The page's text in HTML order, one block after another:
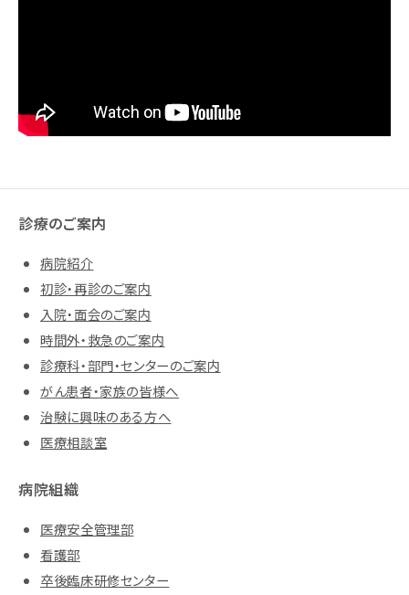
診療のご案内
病院紹介
初診・再診のご案内
入院・面会のご案内
時間外・救急のご案内
診療科・部門・センターのご案内
がん患者・家族の皆様へ
治験に興味のある方へ
医療相談室
病院組織
医療安全管理部
看護部
卒後臨床研修センター